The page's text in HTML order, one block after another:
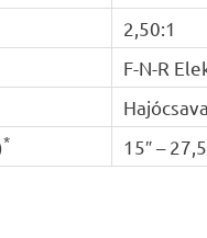
2,50:1
F-N-R
* 15″ –